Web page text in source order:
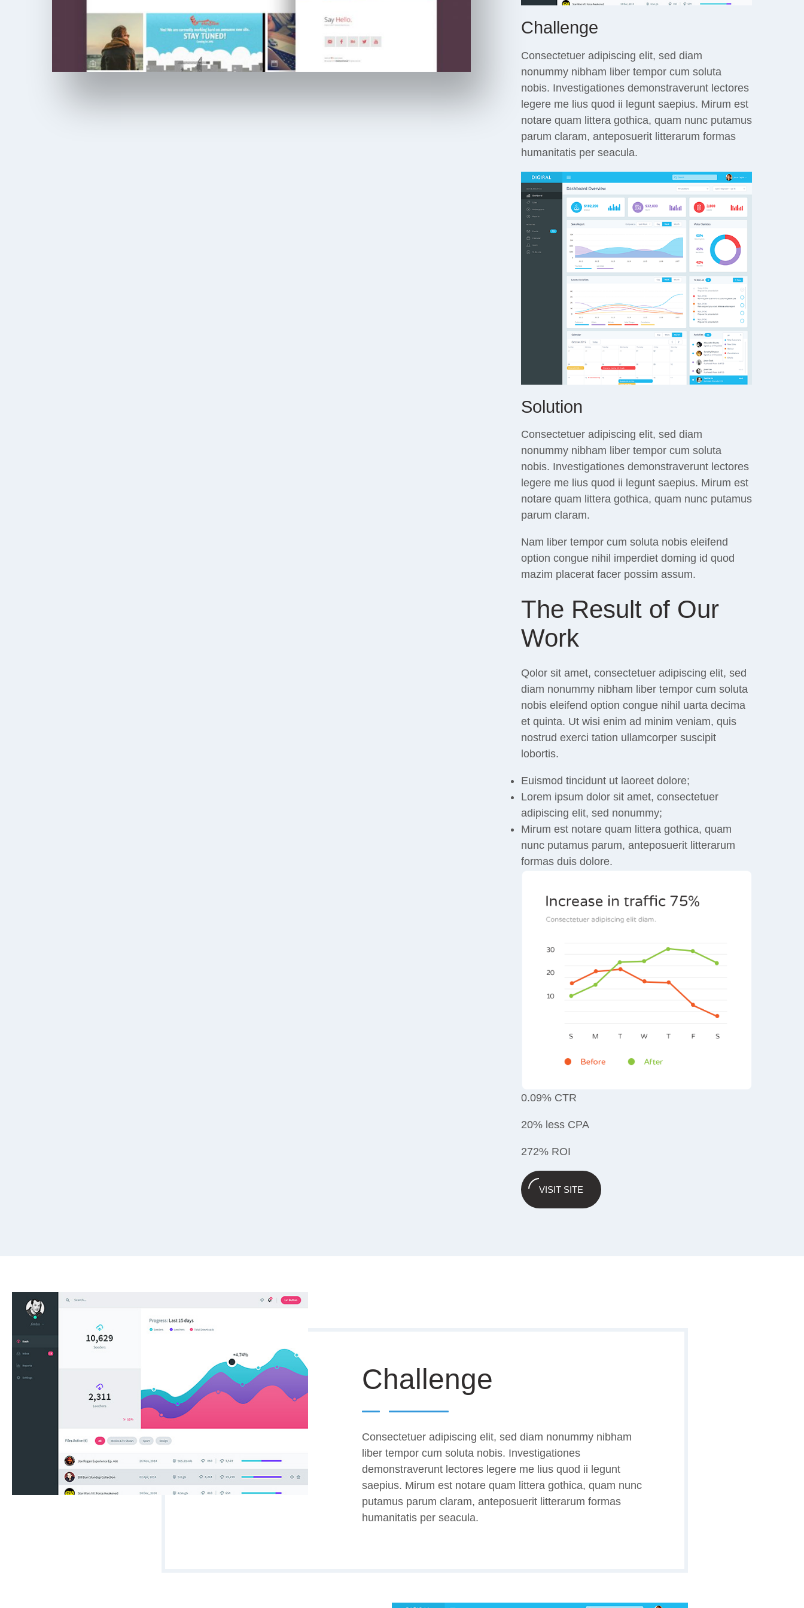
Challenge
Consectetuer adipiscing elit, sed diam
nonummy nibham liber tempor cum soluta
nobis. Investigationes demonstraverunt lectores
legere me lius quod ii legunt saepius. Mirum est
notare quam littera gothica, quam nunc putamus
parum claram, anteposuerit litterarum formas
humanitatis per seacula.
Solution
Consectetuer adipiscing elit, sed diam
nonummy nibham liber tempor cum soluta
nobis. Investigationes demonstraverunt lectores
legere me lius quod ii legunt saepius. Mirum est
notare quam littera gothica, quam nunc putamus
parum claram.
Nam liber tempor cum soluta nobis eleifend
option congue nihil imperdiet doming id quod
mazim placerat facer possim assum.
The Result of Our
Work
Qolor sit amet, consectetuer adipiscing elit, sed
diam nonummy nibham liber tempor cum soluta
nobis eleifend option congue nihil uarta decima
et quinta. Ut wisi enim ad minim veniam, quis
nostrud exerci tation ullamcorper suscipit
lobortis.
Euismod tincidunt ut laoreet dolore;
Lorem ipsum dolor sit amet, consectetuer
adipiscing elit, sed nonummy;
Mirum est notare quam littera gothica, quam
nunc putamus parum, anteposuerit litterarum
formas duis dolore.
0.09% CTR
20% less CPA
272% ROI
VISIT SITE
Challenge
Consectetuer adipiscing elit, sed diam nonummy nibham
liber tempor cum soluta nobis. Investigationes
demonstraverunt lectores legere me lius quod ii legunt
saepius. Mirum est notare quam littera gothica, quam nunc
putamus parum claram, anteposuerit litterarum formas
humanitatis per seacula.